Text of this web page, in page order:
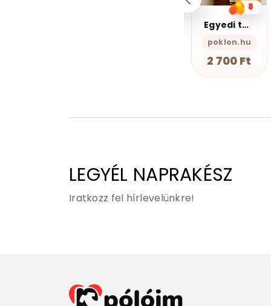
6
Kávé 3-pamut zsebes juta midi bevásárlótáska
GEAN Shop
2 490 Ft
LEGYÉL NAPRAKÉSZ
Iratkozz fel hírlevelünkre!